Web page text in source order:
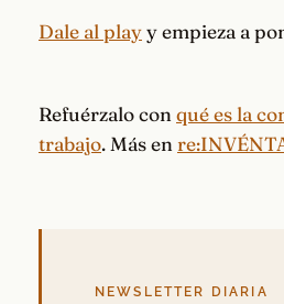
Dale al playy empieza a
Refuérzalo conqué es la
trabajo. Más en
NEWSLETTER DIARIA